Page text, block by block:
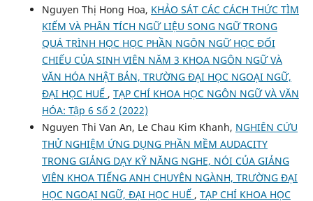
Nguyen Thị Hong Hoa, KHẢO SÁT CÁC CÁCH THỨC TÌM
KIẾM VÀ PHÂN TÍCH NGỮ LIỆU SONG NGỮ TRONG
QUÁ TRÌNH HỌC HỌC PHẦN NGÔN NGỮ HỌC ĐỐI
CHIẾU CỦA SINH VIÊN NĂM 3 KHOA NGÔN NGỮ VÀ
VĂN HÓA NHẬT BẢN, TRƯỜNG ĐẠI HỌC NGOẠI NGỮ,
ĐẠI HỌC HUẾ , TẠP CHÍ KHOA HỌC NGÔN NGỮ VÀ VĂN
HÓA: Tập 6 Số 2 (2022)
Nguyen Thi Van An, Le Chau Kim Khanh, NGHIÊN CỨU
THỬ NGHIỆM ỨNG DỤNG PHẦN MỀM AUDACITY
TRONG GIẢNG DẠY KỸ NĂNG NGHE, NÓI CỦA GIẢNG
VIÊN KHOA TIẾNG ANH CHUYÊN NGÀNH, TRƯỜNG ĐẠI
HỌC NGOẠI NGỮ, ĐẠI HỌC HUẾ , TẠP CHÍ KHOA HỌC